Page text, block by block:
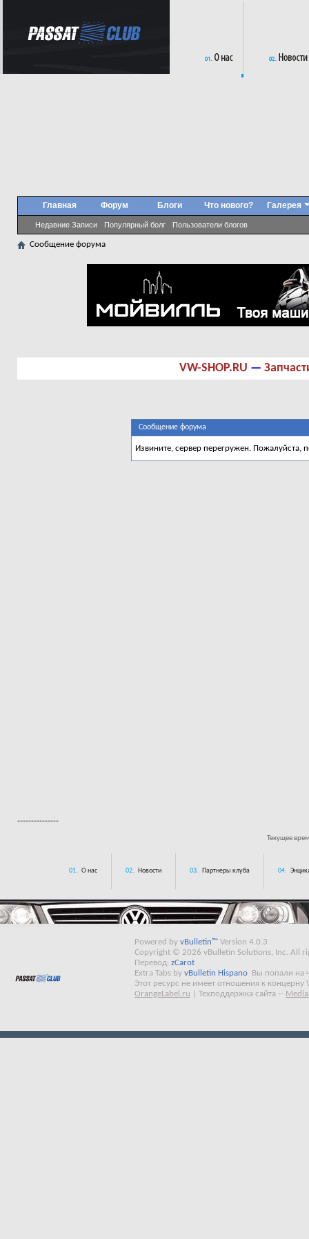
Главная Форум Блоги
Недавние Записи Популярный болг Пользователи блогов
Что нового? Галерея
Сообщение форума
VW-SHOP.RU —
Сообщение форума
Извините, сервер перегружен. Пожалуйста,
---------------
Текущее
01. О нас 02. Новости 03. Партнеры клуба 04.
Powered by vBulletin™ Version 4.0.3
Copyright © 2026 vBulletin Solutions, Inc. All
Перевод: zCarot
Extra Tabs by vBulletin Hispano
Вы попали на
Этот ресурс не имеет отношения к концерну
OrangeLabel.ru
Техподдержка сайта --